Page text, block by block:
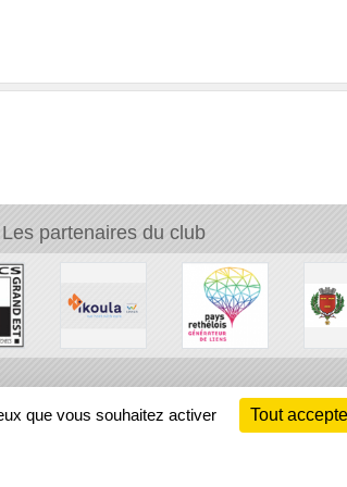
Les partenaires du club
que vous souhaitez activer Tout